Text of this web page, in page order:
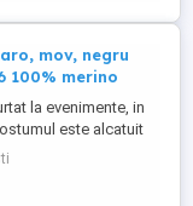
mov, negru
100% merino
la evenimente, in
este alcatuit
- Pantaloni -
vinde impreuna cu
insotit de husa de